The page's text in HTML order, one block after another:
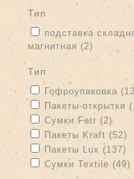
тип
Apply подставка
подставка
магнитная (2) Apply
тип
Apply Гофроупаковка
Гофроупаковка
Apply Пакеты-
Пакеты-открытки
Apply Сумки Fetr filter
Сумки Fetr (2)
Apply Пакеты Kraft
Пакеты Kraft (52)
Apply Пакеты Lux filter
Пакеты Lux (137)
Apply Сумки Textile
Сумки Textile (49)